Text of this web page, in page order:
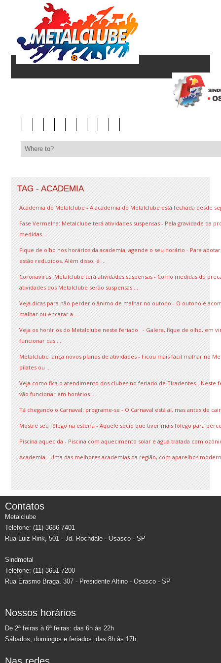
TAG - ACADEMIA
Academia do Metalclube - A academia do Metalclube está fechada desde
Fase Vermelha: Metalclube terá atividades suspensas - Pela gravidade da
medidas ...
Fique de olho nos horários da academia; agende o seu horário - Para
estão reduzidos. Além disso, é ...
Coronavírus: Metalclube terá atividades suspensas - Como medidas de
atividades dos Metalclube serão suspensas ...
Veja dicas para não perder o ânimo de malhar no outono - O outono é
malhar ou encarar a ...
Veja os horários do Metalclube neste feriado - Galera, fique de olho, em
funcionar das ...
Metalclube lança novos planos de atividades - Ficou mais fácil malhar no
pilates ou ...
Veja como fica o atendimento dos clubes no feriado de Tiradentes -
vão funcionar em horários ...
Tá chegando o Carnaval; programe-se - O Carnaval está aí, mas antes de
Mostre seu fôlego na esteira - Aquele sócio que tiver mais fôlego para
Piscina aquecida - Piscina com aquecimento solar e água tratada com
Academia - Uma das melhores academias da região, com aparelhos
Contatos
Metalclube
Telefone: (11) 3686-7401
Rua Luiz Rink, 501 - Jd. Rochdale - Osasco - SP
Sindmetal
Telefone: (11) 3651-7200
Rua Erasmo Braga, 307 - Presidente Altino - Osasco - SP
Nossos horários
De 2ª feiras à 6ª feiras: das 6h às 22h
Sábados, domingos e feriados: das 8h às 17h